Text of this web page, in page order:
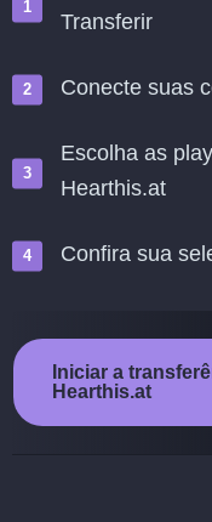
Transferir
Conecte suas
Escolha as
Hearthis.at
Confira sua
Iniciar a
Hearthis.at